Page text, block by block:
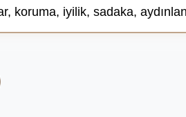
koruma, iyilik, sadaka,